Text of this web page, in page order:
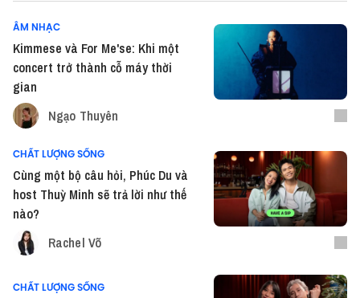
ÂM NHẠC
Kimmese và For Me'se: Khi một
concert trở thành cỗ máy thời
gian
Ngạo Thuyên
CHẤT LƯỢNG SỐNG
Cùng một bộ câu hỏi, Phúc Du và
host Thuỳ Minh sẽ trả lời như thế
nào?
Rachel Võ
CHẤT LƯỢNG SỐNG